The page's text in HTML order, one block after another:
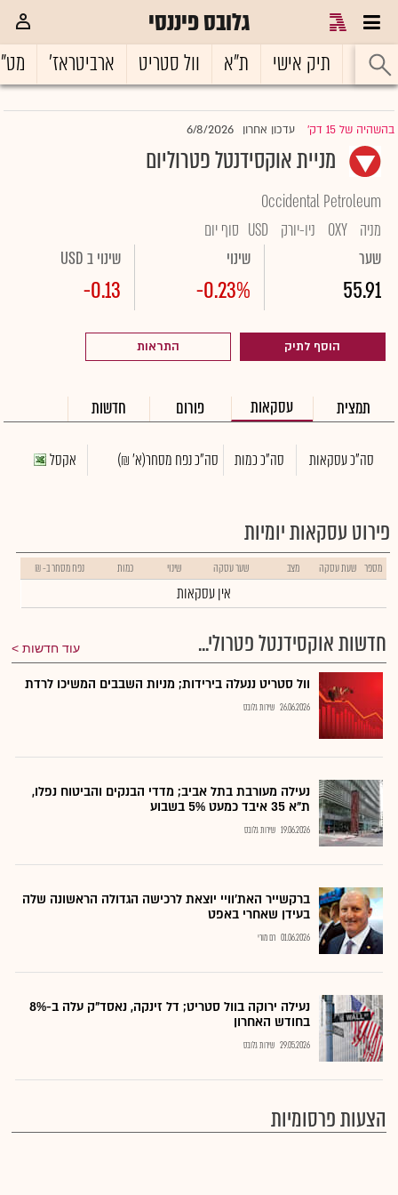
גלובס פיננסי
ראשי תיק אישי ת"א וול סטריט ארביטראז'
בהשהיה של 15 דק' |עדכון אחרון 6/8/2026
מניית אוקסידנטל פטרוליום
Occidental Petroleum
מניה OXY ניו-יורק USD סוף יום
שער
55.91
שינוי
-0.23%
שינוי ב USD
-0.13
הוסף לתיק התראות
תמצית עסקאות פורום חדשות
סה"כ עסקאות סה"כ כמות סה"כ נפח מסחר(א' ₪) אקסל
פירוט עסקאות יומיות
מספר שעת עסקה מצב שער עסקה שינוי כמות נפח מסחר ב- ₪
אין עסקאות
חדשות אוקסידנטל פטרולי... עוד חדשות
וול סטריט ננעלה בירידות; מניות השבבים המשיכו לרדת
26.06.2026 שירות גלובס
נעילה מעורבת בתל אביב; מדדי הבנקים והביטוח נפלו,
ת"א 35 איבד כמעט 5% בשבוע
19.06.2026 שירות גלובס
ברקשייר האת'וויי יוצאת לרכישה הגדולה הראשונה שלה
בעידן שאחרי באפט
01.06.2026 רם מורי
נעילה ירוקה בוול סטריט; דל זינקה, נאסד"ק עלה ב-8%
בחודש האחרון
29.05.2026 שירות גלובס
הצעות פרסומיות